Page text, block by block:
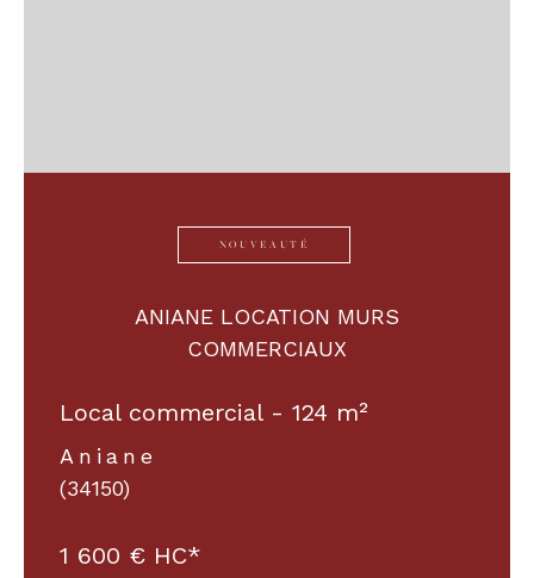
NOUVEAUTÉ
ANIANE LOCATION MURS
COMMERCIAUX
Local commercial - 124 m²
Aniane
(34150)
1 600 € HC*